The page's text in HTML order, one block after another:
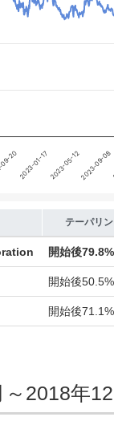
202023-01-17 2023-05-122023-09-08
テーパリ
開始後
開始後
開始後
～2018年